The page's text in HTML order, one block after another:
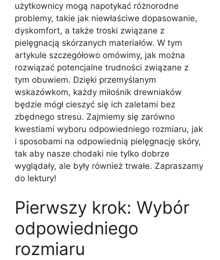
użytkownicy mogą napotykać różnorodne
problemy, takie jak niewłaściwe dopasowanie,
dyskomfort, a także troski związane z
pielęgnacją skórzanych materiałów. W tym
artykule szczegółowo omówimy, jak można
rozwiązać potencjalne trudności związane z
tym obuwiem. Dzięki przemyślanym
wskazówkom, każdy miłośnik drewniaków
będzie mógł cieszyć się ich zaletami bez
zbędnego stresu. Zajmiemy się zarówno
kwestiami wyboru odpowiedniego rozmiaru, jak
i sposobami na odpowiednią pielęgnację skóry,
tak aby nasze chodaki nie tylko dobrze
wyglądały, ale były również trwałe. Zapraszamy
do lektury!
Pierwszy krok: Wybór
odpowiedniego
rozmiaru